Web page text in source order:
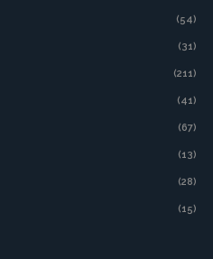
(54)
(31)
(211)
(41)
(67)
(13)
(28)
(15)